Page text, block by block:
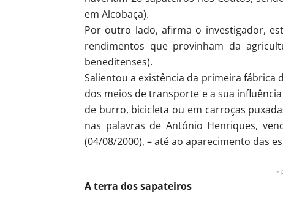
em Alcobaça).
Por outro lado, afirma o investigador,
rendimentos que provinham da
beneditenses).
Salientou a existência da primeira fábrica
dos meios de transporte e a sua
de burro, bicicleta ou em carroças
nas palavras de António Henriques,
(04/08/2000), – até ao aparecimento das
-
A terra dos sapateiros